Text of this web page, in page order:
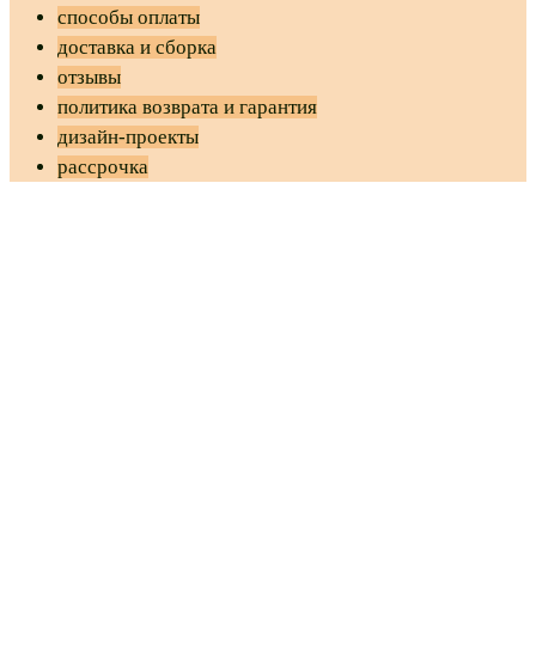
способы оплаты
доставка и сборка
отзывы
политика возврата и гарантия
дизайн-проекты
рассрочка